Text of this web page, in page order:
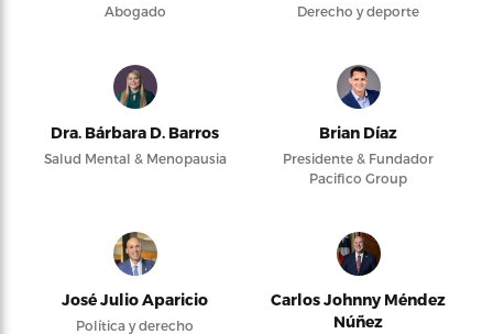
Abogado Derecho y deporte
Dra. Bárbara D. Barros
Salud Mental & Menopausia
Brian Díaz
Presidente & Fundador
Pacifico Group
José Julio Aparicio
Política y derecho
Carlos Johnny Méndez
Núñez